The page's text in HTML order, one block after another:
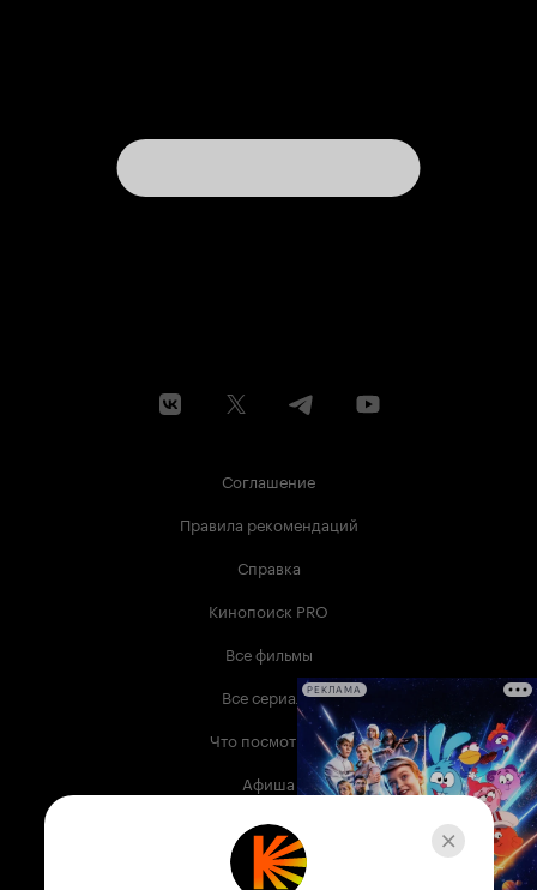
Соглашение
Правила рекомендаций
Справка
Кинопоиск PRO
Все фильмы
Все сериалы
Что посмотреть
Афиша
Музыка
Телепрограмма
РЕКЛАМА